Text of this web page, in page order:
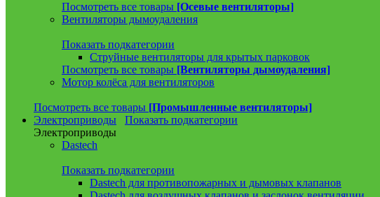
Посмотреть все товары [Осевые вентиляторы]
Вентиляторы дымоудаления
Показать подкатегории
Струйные вентиляторы для крытых парковок
Посмотреть все товары [Вентиляторы дымоудаления]
Мотор колёса для вентиляторов
Посмотреть все товары [Промышленные вентиляторы]
Электроприводы
Показать подкатегории
Электроприводы
Dastech
Показать подкатегории
Dastech для противопожарных и дымовых клапанов